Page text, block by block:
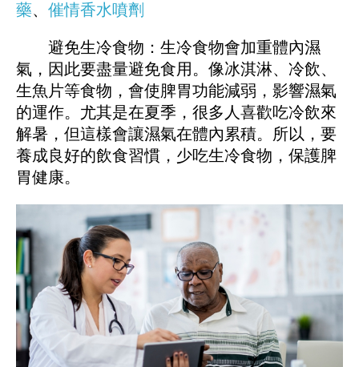
藥、 催情香水噴劑
避免生冷食物：生冷食物會加重體內濕
氣，因此要盡量避免食用。像冰淇淋、冷飲、
生魚片等食物，會使脾胃功能減弱，影響濕氣
的運作。尤其是在夏季，很多人喜歡吃冷飲來
解暑，但這樣會讓濕氣在體內累積。所以，要
養成良好的飲食習慣，少吃生冷食物，保護脾
胃健康。